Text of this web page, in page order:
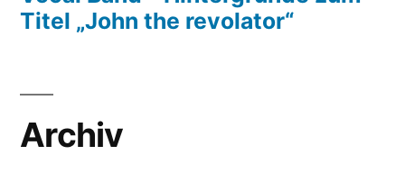
Titel „John the revolator“
Archiv